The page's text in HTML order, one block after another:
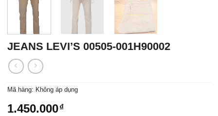
JEANS LEVI’S 00505-001H90002
Mã hàng: Không áp dụng
1.450.000₫